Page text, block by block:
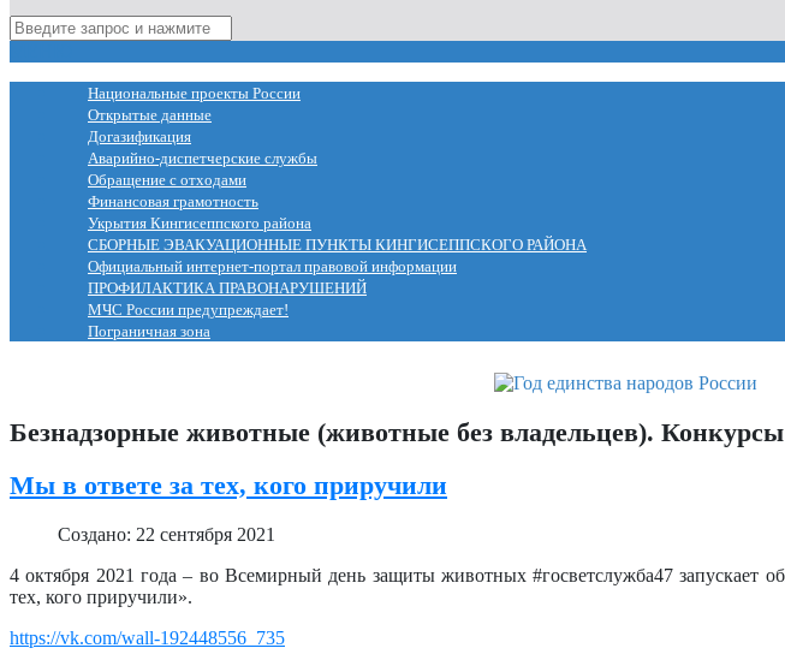
Национальные проекты России
Открытые данные
Догазификация
Аварийно-диспетчерские службы
Обращение с отходами
Финансовая грамотность
Укрытия Кингисеппского района
СБОРНЫЕ ЭВАКУАЦИОННЫЕ ПУНКТЫ КИНГИСЕППСКОГО РАЙОНА
Официальный интернет-портал правовой информации
ПРОФИЛАКТИКА ПРАВОНАРУШЕНИЙ
МЧС России предупреждает!
Пограничная зона
Безнадзорные животные (животные без владельцев). Конкурсы
Мы в ответе за тех, кого приручили
Создано: 22 сентября 2021
4 октября 2021 года – во Всемирный день защиты животных #госветслужба47 запускает
тех, кого приручили».
https://vk.com/wall-192448556_735